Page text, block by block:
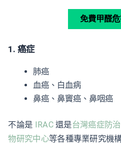
免費甲醛
1. 癌症
肺癌
血癌、白血病
鼻癌、鼻竇癌、鼻咽癌
不論是 IRAC還是台灣癌症防
物研究中心等各種專業研究機